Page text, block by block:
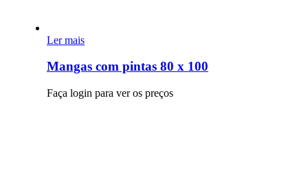
Ler mais
Mangas com pintas 80 x 100
Faça login para ver os preços